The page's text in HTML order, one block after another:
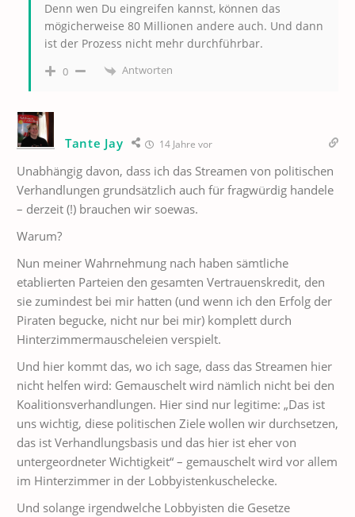
Denn wen Du eingreifen kannst, können das
mögicherweise 80 Millionen andere auch. Und dann
ist der Prozess nicht mehr durchführbar.
0 Antworten
Tante Jay 14 Jahre vor
Unabhängig davon, dass ich das Streamen von politischen
Verhandlungen grundsätzlich auch für fragwürdig handele
– derzeit (!) brauchen wir soewas.
Warum?
Nun meiner Wahrnehmung nach haben sämtliche
etablierten Parteien den gesamten Vertrauenskredit, den
sie zumindest bei mir hatten (und wenn ich den Erfolg der
Piraten begucke, nicht nur bei mir) komplett durch
Hinterzimmermauscheleien verspielt.
Und hier kommt das, wo ich sage, dass das Streamen hier
nicht helfen wird: Gemauschelt wird nämlich nicht bei den
Koalitionsverhandlungen. Hier sind nur legitime: „Das ist
uns wichtig, diese politischen Ziele wollen wir durchsetzen,
das ist Verhandlungsbasis und das hier ist eher von
untergeordneter Wichtigkeit“ – gemauschelt wird vor allem
im Hinterzimmer in der Lobbyistenkuschelecke.
Und solange irgendwelche Lobbyisten die Gesetze